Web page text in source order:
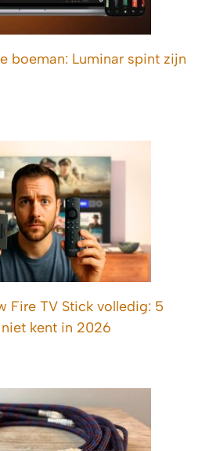
boeman: Luminar spint zijn
Fire TV Stick volledig: 5
kent in 2026